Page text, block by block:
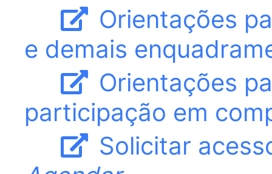
Orientações
e demais
Orientações
participação em
Solicitar